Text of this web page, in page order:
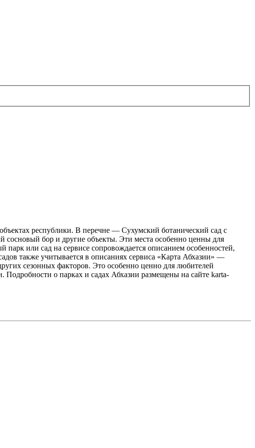
республики. В перечне — Сухумский ботанический сад с
бор и другие объекты. Эти места особенно ценны для
или сад на сервисе сопровождается описанием особенностей,
также учитывается в описаниях сервиса «Карта Абхазии» —
сезонных факторов. Это особенно ценно для любителей
о парках и садах Абхазии размещены на сайте karta-